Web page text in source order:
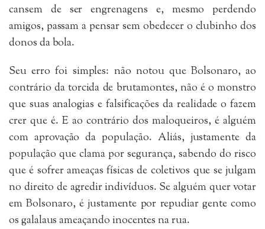
cansem de ser engrenagens e, mesmo perdendo
amigos, passam a pensar sem obedecer o clubinho dos
donos da bola.
Seu erro foi simples: não notou que Bolsonaro, ao
contrário da torcida de brutamontes, não é o monstro
que suas analogias e falsificações da realidade o fazem
crer que é. E ao contrário dos maloqueiros, é alguém
com aprovação da população. Aliás, justamente da
população que clama por segurança, sabendo do risco
que é sofrer ameaças físicas de coletivos que se julgam
no direito de agredir indivíduos. Se alguém quer votar
em Bolsonaro, é justamente por repudiar gente como
os galalaus ameaçando inocentes na rua.